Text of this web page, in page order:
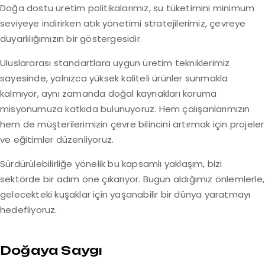
Doğa dostu üretim politikalarımız, su tüketimini minimum
seviyeye indirirken atık yönetimi stratejilerimiz, çevreye
duyarlılığımızın bir göstergesidir.
Uluslararası standartlara uygun üretim tekniklerimiz
sayesinde, yalnızca yüksek kaliteli ürünler sunmakla
kalmıyor, aynı zamanda doğal kaynakları koruma
misyonumuza katkıda bulunuyoruz. Hem çalışanlarımızın
hem de müşterilerimizin çevre bilincini artırmak için projeler
ve eğitimler düzenliyoruz.
Sürdürülebilirliğe yönelik bu kapsamlı yaklaşım, bizi
sektörde bir adım öne çıkarıyor. Bugün aldığımız önlemlerle,
gelecekteki kuşaklar için yaşanabilir bir dünya yaratmayı
hedefliyoruz.
Doğaya Saygı